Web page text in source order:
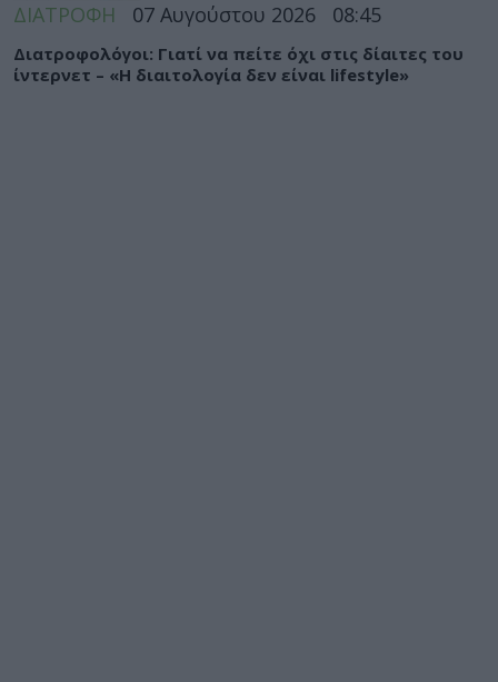
ΔΙΑΤΡΟΦΗ 07 Αυγούστου 2026 08:45
Διατροφολόγοι: Γιατί να πείτε όχι στις δίαιτες του
ίντερνετ – «Η διαιτολογία δεν είναι lifestyle»